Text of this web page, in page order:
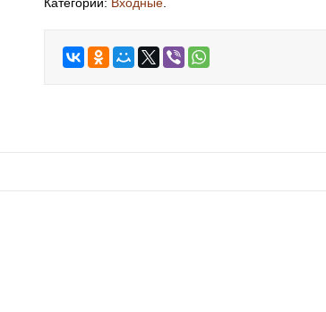
Категории: Входные.